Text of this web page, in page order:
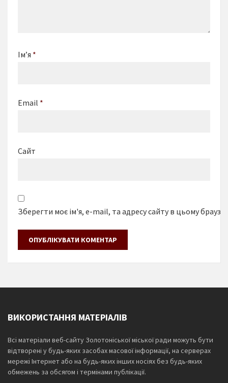
Ім’я *
Email *
Сайт
Зберегти моє ім'я, e-mail, та адресу сайту в цьому
ВИКОРИСТАННЯ МАТЕРІАЛІВ
Всі матеріали веб-сайту Золотоніської міської ради можуть бути
відтворені у будь-яких засобах масової інформації, на серверах
мережі Інтернет або на будь-яких інших носіях без будь-яких
обмежень за обсягом і термінами публікації.